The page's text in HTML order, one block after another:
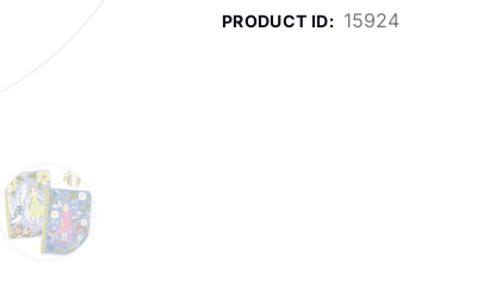
PRODUCT ID: 15924